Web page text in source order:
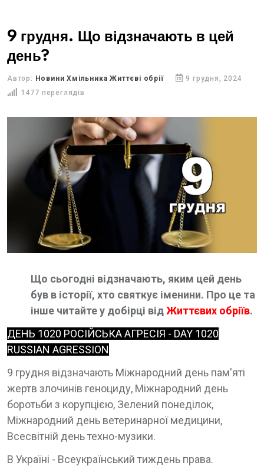
9 грудня. Що відзначають в цей
день?
Автор: Новини Хмільника Життєві обрії
9 грудня, 2024
1477 переглядів
Що сьогодні відзначають, яким цей день
був в історії, хто святкує іменини. Про це та
інше читайте у добірці відЖиттєвих обріїв.
ДЕНЬ 1020 РОСІЙСЬКА АГРЕСІЯ - DAY 1020
RUSSIAN AGRESSION
9 грудня відзначають Міжнародний день пам'яті
жертв злочинів геноциду, Міжнародний день
боротьби з корупцією, Зелений понеділок,
Міжнародний день ветеринарної медицини,
Всесвітній день техно-музики.
В Україні - Всеукраїнський тиждень права.